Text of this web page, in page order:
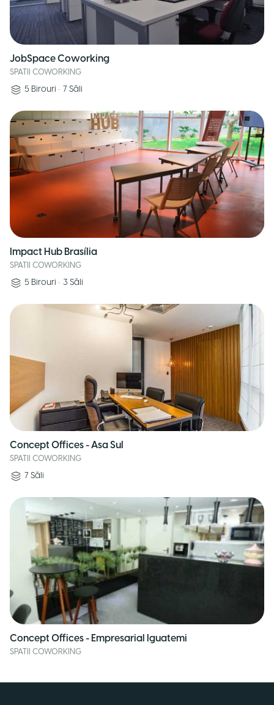
JobSpace Coworking
SPATII COWORKING
5 Birouri • 7 Săli
Impact Hub Brasília
SPATII COWORKING
5 Birouri • 3 Săli
Concept Offices - Asa Sul
SPATII COWORKING
7 Săli
Concept Offices - Empresarial Iguatemi
SPATII COWORKING